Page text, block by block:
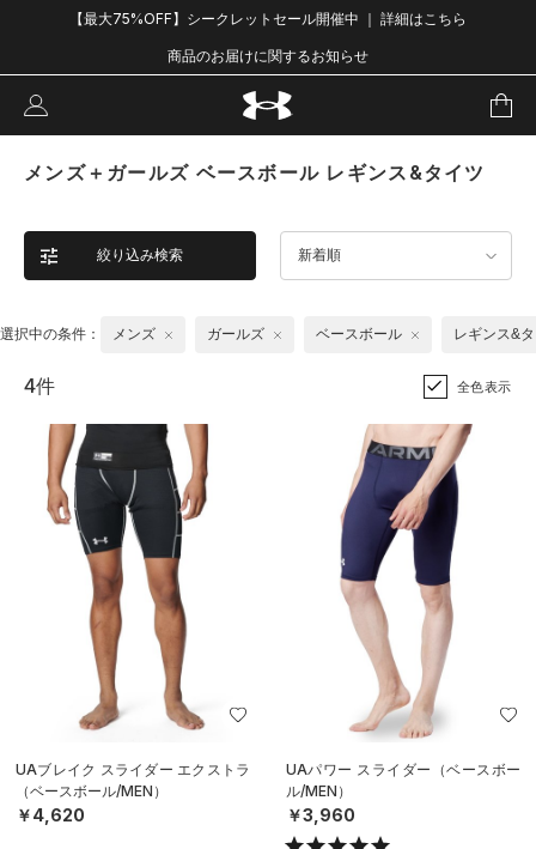
【最大75%OFF】シークレットセール開催中 ｜ 詳細はこちら
商品のお届けに関するお知らせ
メンズ＋ガールズ ベースボール レギンス&タイツ
絞り込み検索 新着順
選択中の条件： メンズ ガールズ ベースボール レギンス&
4件 全色表示
UAブレイク スライダー エクストラ
（ベースボール/MEN）
￥4,620
UAパワー スライダー（ベースボー
ル/MEN）
￥3,960